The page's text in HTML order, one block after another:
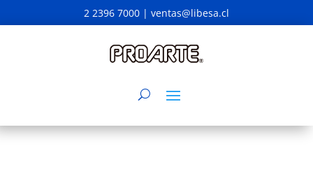
2 2396 7000 | ventas@libesa.cl